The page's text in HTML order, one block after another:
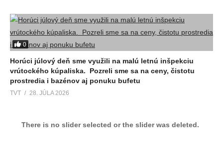
0
Horúci júlový deň sme využili na malú letnú inšpekciu
vrútockého kúpaliska. Pozreli sme sa na ceny, čistotu
prostredia i bazénov aj ponuku bufetu
TVT 28. JÚLA 2026
There is no slider selected or the slider was deleted.